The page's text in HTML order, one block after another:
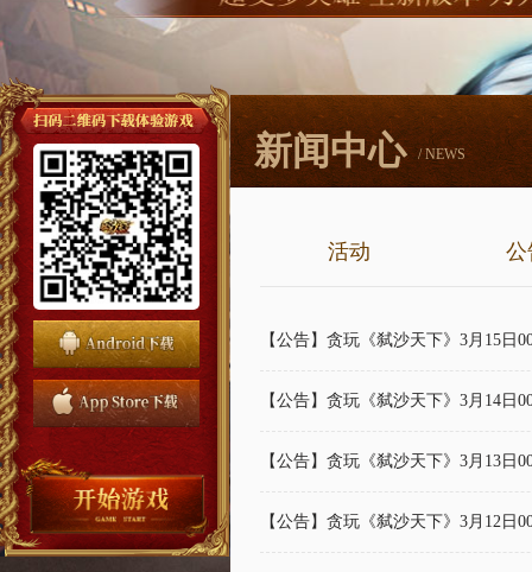
新闻中心 / NEWS
活动 公
【公告】贪玩《弑沙天下》3月15日
【公告】贪玩《弑沙天下》3月14日
【公告】贪玩《弑沙天下》3月13日
【公告】贪玩《弑沙天下》3月12日